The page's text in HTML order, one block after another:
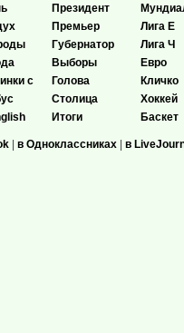
с
Президент
Премьер
Губернатор
Выборы
Голова
Столица
Итоги
Лига Е
Лига Ч
Евро
Кличко
Хоккей
Баскет
| в Одноклассниках | в